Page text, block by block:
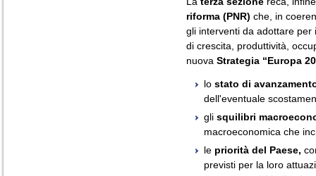
riforma (PNR) che, in
gli interventi da adottare per
di crescita, produttività,
nuova Strategia “Europa
lo stato di
dell'eventuale
gli squilibri
macroeconomica che
le priorità del Paese,
previsti per la loro